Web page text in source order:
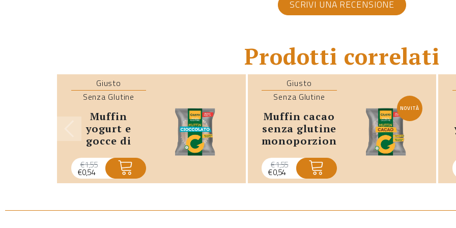
SCRIVI UNA RECENSIONE
Prodotti correlati
Giusto
Senza Glutine
muffin
yogurt e
gocce di
senza glutine
monoporzione
breve
€1,55
€0,54
Giusto
Senza Glutine
muffin cacao
senza glutine
monoporzione
scadenza
breve
€1,55
€0,54
NOVITÀ